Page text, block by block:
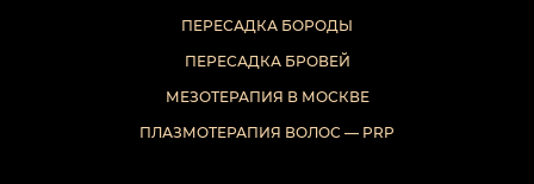
ПЕРЕСАДКА БОРОДЫ
ПЕРЕСАДКА БРОВЕЙ
МЕЗОТЕРАПИЯ В МОСКВЕ
ПЛАЗМОТЕРАПИЯ ВОЛОС — PRP